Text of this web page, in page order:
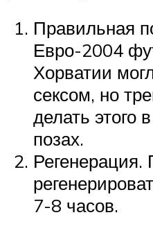
Правильная
Евро-2004
Хорватии
сексом, но
делать этого
позах.
Регенерация.
7-8 часов.